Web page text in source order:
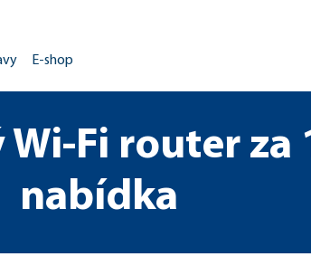
E-shop
Fi router za
nabídka